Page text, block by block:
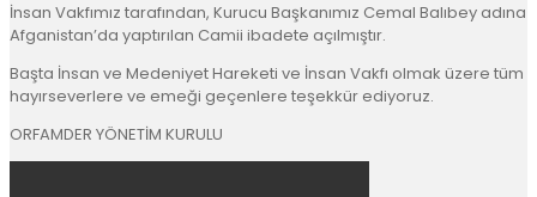
İnsan Vakfımız tarafından, Kurucu Başkanımız Cemal Balıbey adına
Afganistan’da yaptırılan Camii ibadete açılmıştır.
Başta İnsan ve Medeniyet Hareketi ve İnsan Vakfı olmak üzere tüm
hayırseverlere ve emeği geçenlere teşekkür ediyoruz.
ORFAMDER YÖNETİM KURULU